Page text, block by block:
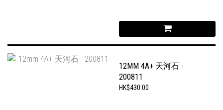
12MM 4A+ 天河石 -
200811
HK$430.00